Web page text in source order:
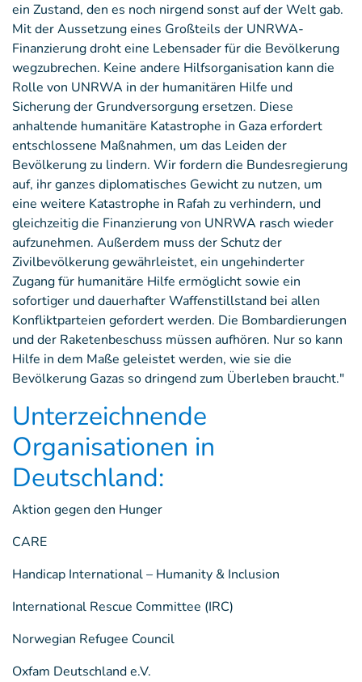
ein Zustand, den es noch nirgend sonst auf der Welt gab.
Mit der Aussetzung eines Großteils der UNRWA-
Finanzierung droht eine Lebensader für die Bevölkerung
wegzubrechen. Keine andere Hilfsorganisation kann die
Rolle von UNRWA in der humanitären Hilfe und
Sicherung der Grundversorgung ersetzen. Diese
anhaltende humanitäre Katastrophe in Gaza erfordert
entschlossene Maßnahmen, um das Leiden der
Bevölkerung zu lindern. Wir fordern die Bundesregierung
auf, ihr ganzes diplomatisches Gewicht zu nutzen, um
eine weitere Katastrophe in Rafah zu verhindern, und
gleichzeitig die Finanzierung von UNRWA rasch wieder
aufzunehmen. Außerdem muss der Schutz der
Zivilbevölkerung gewährleistet, ein ungehinderter
Zugang für humanitäre Hilfe ermöglicht sowie ein
sofortiger und dauerhafter Waffenstillstand bei allen
Konfliktparteien gefordert werden. Die Bombardierungen
und der Raketenbeschuss müssen aufhören. Nur so kann
Hilfe in dem Maße geleistet werden, wie sie die
Bevölkerung Gazas so dringend zum Überleben braucht."
Unterzeichnende
Organisationen in
Deutschland:
Aktion gegen den Hunger
CARE
Handicap International – Humanity & Inclusion
International Rescue Committee (IRC)
Norwegian Refugee Council
Oxfam Deutschland e.V.